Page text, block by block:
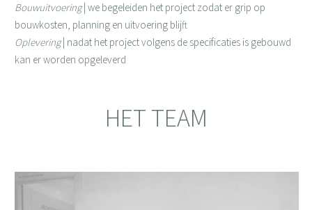
Bouwuitvoering| we begeleiden het project zodat er grip op
bouwkosten, planning en uitvoering blijft
Oplevering| nadat het project volgens de specificaties is gebouwd
kan er worden opgeleverd
HET TEAM